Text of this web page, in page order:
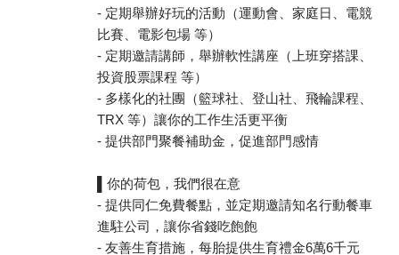
- 定期舉辦好玩的活動（運動會、家庭日、電競
比賽、電影包場 等）
- 定期邀請講師，舉辦軟性講座（上班穿搭課、
投資股票課程 等）
- 多樣化的社團（籃球社、登山社、飛輪課程、
TRX 等）讓你的工作生活更平衡
- 提供部門聚餐補助金，促進部門感情
▌你的荷包，我們很在意
- 提供同仁免費餐點，並定期邀請知名行動餐車
進駐公司，讓你省錢吃飽飽
- 友善生育措施，每胎提供生育禮金6萬6千元